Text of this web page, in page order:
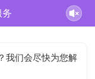
我们会尽快为您解